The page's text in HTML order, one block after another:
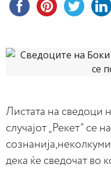
Листата на сведоци
случајот „Рекет“ се
дека ќе сведочат во